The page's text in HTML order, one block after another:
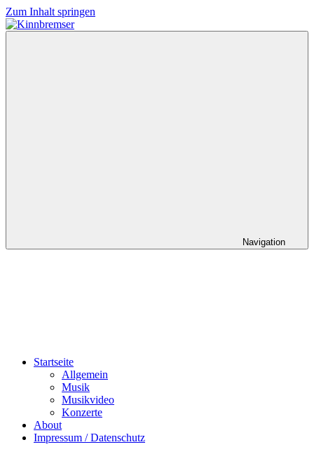
Zum Inhalt springen
Navigation
Startseite
Allgemein
Musik
Musikvideo
Konzerte
About
Impressum / Datenschutz